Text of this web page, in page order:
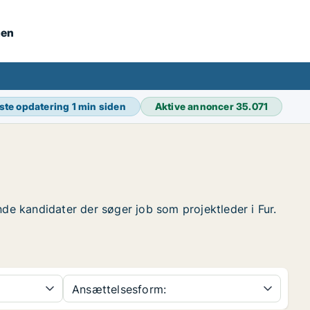
opdatering 1 min siden Aktive annoncer35.071
kandidater der søger job som projektleder i Fur.
Ansættelsesform: